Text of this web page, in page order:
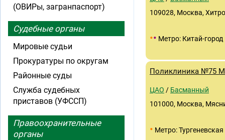
109028, Москва,
•• Метро: Китай-город
Поликлиника №75
ЦАО / Басманный
101000, Москва,
• Метро: Тургеневская
(ОВИРы, загранпаспорт)
Судебные органы
Мировые судьи
Прокуратуры по округам
Районные суды
Служба судебных
приставов (УФССП)
Правоохранительные
органы